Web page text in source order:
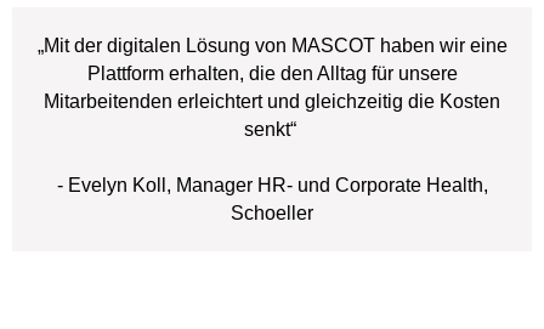
„Mit der digitalen Lösung von MASCOT haben wir eine
Plattform erhalten, die den Alltag für unsere
Mitarbeitenden erleichtert und gleichzeitig die Kosten
senkt“
- Evelyn Koll, Manager HR- und Corporate Health,
Schoeller